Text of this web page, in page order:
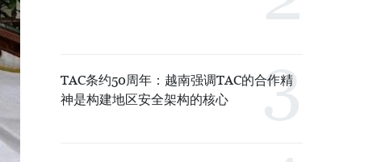
TAC条约50周年：越南强调TAC的合作精
神是构建地区安全架构的核心